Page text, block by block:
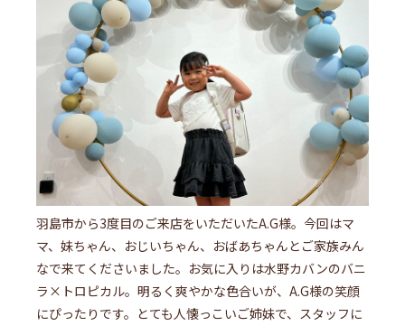
羽島市から3度目のご来店をいただいたA.G様。今回はマ
マ、妹ちゃん、おじいちゃん、おばあちゃんとご家族みん
なで来てくださいました。お気に入りは水野カバンのバニ
ラ×トロピカル。明るく爽やかな色合いが、A.G様の笑顔
にぴったりです。とても人懐っこいご姉妹で、スタッフに